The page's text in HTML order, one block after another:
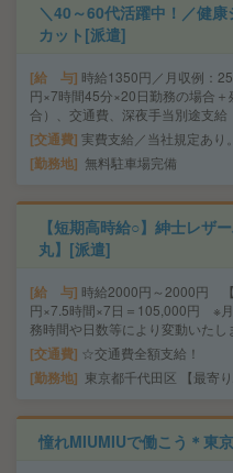
＼40～60代活躍中！／健
カット[派遣]
給 与 時給1350円／月収例：
円×7時間45分×20日勤務の場合
合）、交通費、深夜手当別途支給
交通費 実費支給／当社規定あり。
勤務地 無料駐車場完備
【短期高時給○】紳士レザ
丸】[派遣]
給 与 時給2000円～2000円
円×7.5時間×7日＝105,000円 ※
務時間や日数等により変動いたし
交通費 ☆交通費全額支給！
勤務地 東京都千代田区 【最寄
憧れMIUMIUで働こう＊東